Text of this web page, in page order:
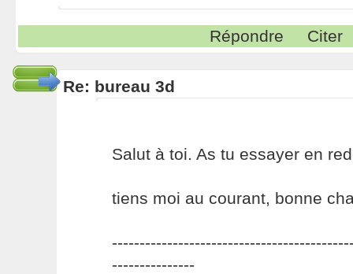
Répondre Citer
Re: bureau 3d
Salut à toi. As tu essayer en
tiens moi au courant, bonne
---------------